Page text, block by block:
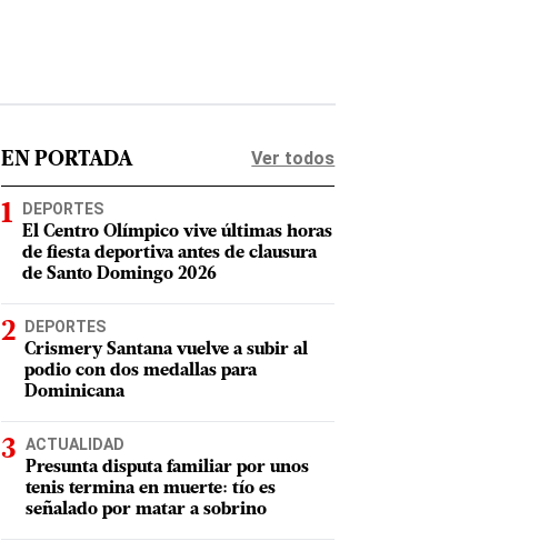
EN PORTADA Ver todos
DEPORTES
El Centro Olímpico vive últimas horas
de fiesta deportiva antes de clausura
de Santo Domingo 2026
DEPORTES
Crismery Santana vuelve a subir al
podio con dos medallas para
Dominicana
ACTUALIDAD
Presunta disputa familiar por unos
tenis termina en muerte: tío es
señalado por matar a sobrino